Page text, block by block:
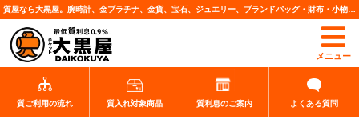
メニュー
質ご利用の流れ 質入れ対象商品 質利息のご案内 よくある質問